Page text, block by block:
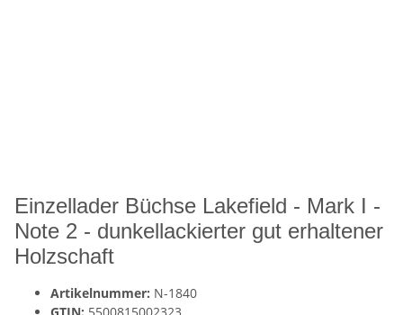
Einzellader Büchse Lakefield - Mark I -
Note 2 - dunkellackierter gut erhaltener
Holzschaft
Artikelnummer: N-1840